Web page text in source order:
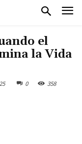
el
la Vida
0 358